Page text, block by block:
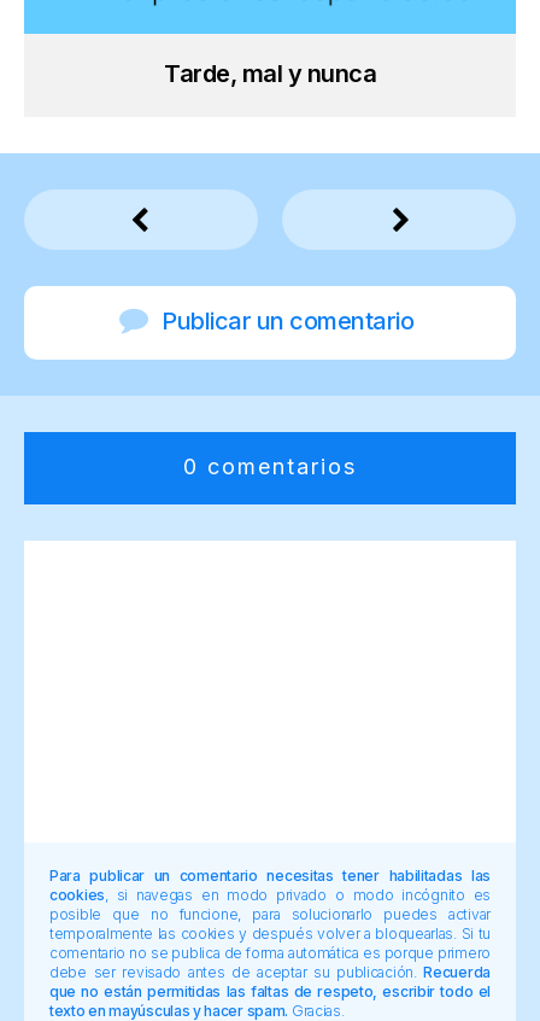
Tarde, mal y nunca
Publicar un comentario
0 comentarios
Para publicar un comentario necesitas tener habilitadas las
cookies , si navegas en modo privado o modo incógnito es
posible que no funcione, para solucionarlo puedes activar
temporalmente las cookies y después volver a bloquearlas. Si tu
comentario no se publica de forma automática es porque primero
debe ser revisado antes de aceptar su publicación.Recuerda
que no están permitidas las faltas de respeto, escribir todo el
texto en mayúsculas y hacer spam. Gracias.